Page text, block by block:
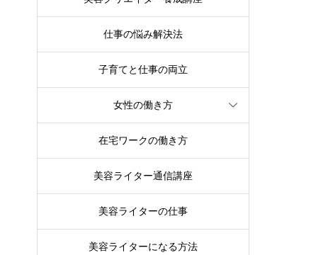
仕事の悩み解決法
子育てと仕事の両立
女性の働き方
在宅ワークの働き方
美容ライター通信講座
美容ライターの仕事
美容ライターになる方法